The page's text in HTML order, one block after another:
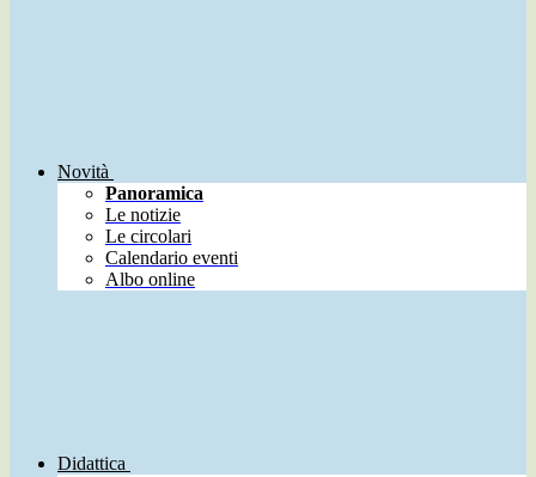
Novità
Panoramica
Le notizie
Le circolari
Calendario eventi
Albo online
Didattica